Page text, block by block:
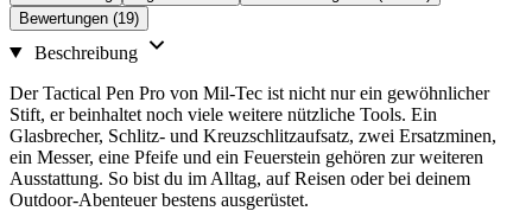
Bewertungen (19)
Beschreibung
Der Tactical Pen Pro von Mil-Tec ist nicht nur ein gewöhnlicher
Stift, er beinhaltet noch viele weitere nützliche Tools. Ein
Glasbrecher, Schlitz- und Kreuzschlitzaufsatz, zwei Ersatzminen,
ein Messer, eine Pfeife und ein Feuerstein gehören zur weiteren
Ausstattung. So bist du im Alltag, auf Reisen oder bei deinem
Outdoor-Abenteuer bestens ausgerüstet.